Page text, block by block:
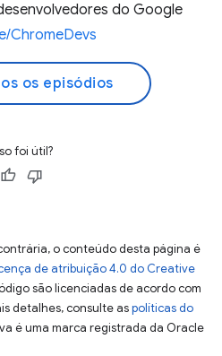
do Google
ChromeDevs
os episódios
foi útil?
o conteúdo desta página é
de atribuição 4.0 do Creative
são licenciadas de acordo com
detalhes, consulte aspolíticas do
é uma marca registrada da Oracle